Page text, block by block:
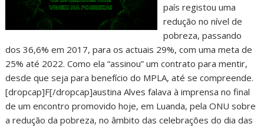
país registou uma
redução no nível de
pobreza, passando
dos 36,6% em 2017, para os actuais 29%, com uma meta de
25% até 2022. Como ela “assinou” um contrato para mentir,
desde que seja para benefício do MPLA, até se compreende.
[dropcap]F[/dropcap]austina Alves falava à imprensa no final
de um encontro promovido hoje, em Luanda, pela ONU sobre
a redução da pobreza, no âmbito das celebrações do dia das